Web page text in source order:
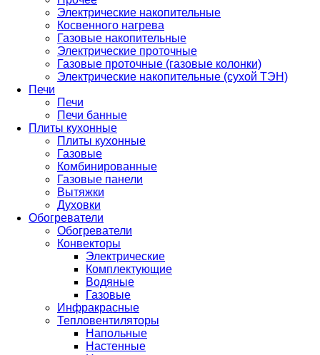
Электрические накопительные
Косвенного нагрева
Газовые накопительные
Электрические проточные
Газовые проточные (газовые колонки)
Электрические накопительные (сухой ТЭН)
Печи
Печи
Печи банные
Плиты кухонные
Плиты кухонные
Газовые
Комбинированные
Газовые панели
Вытяжки
Духовки
Обогреватели
Обогреватели
Конвекторы
Электрические
Комплектующие
Водяные
Газовые
Инфракрасные
Тепловентиляторы
Напольные
Настенные